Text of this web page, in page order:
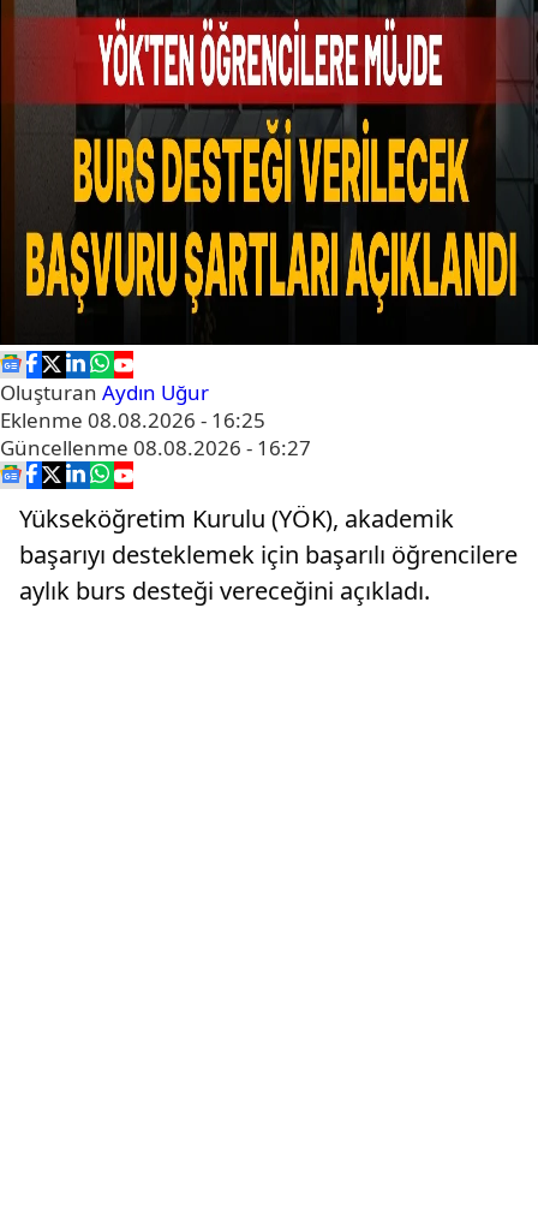
Oluşturan Aydın Uğur
Eklenme 08.08.2026 - 16:25
Güncellenme 08.08.2026 - 16:27
Yükseköğretim Kurulu (YÖK), akademik
başarıyı desteklemek için başarılı öğrencilere
aylık burs desteği vereceğini açıkladı.